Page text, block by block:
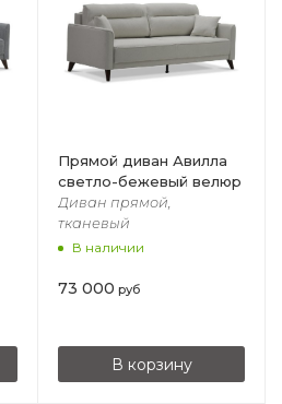
Прямой диван Авилла
светло-бежевый велюр
Диван прямой,
тканевый
В наличии
73 000 руб
В корзину